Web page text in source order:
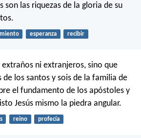
son las riquezas de la gloria de su
esperanza recibir
extraños ni extranjeros, sino que
de los santos y sois de la familia de
el fundamento de los apóstoles y
Jesús mismo la piedra angular.
reino profecía